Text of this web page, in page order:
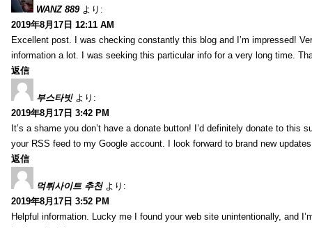
WANZ 889 より:
2019年8月17日 12:11 AM
Excellent post. I was checking constantly this blog and I’m impressed!
information a lot. I was seeking this particular info for a very long time.
返信
부스타빗 より:
2019年8月17日 3:42 PM
It’s a shame you don’t have a donate button! I’d definitely donate to this
your RSS feed to my Google account. I look forward to brand new
返信
먹튀사이트 추천 より:
2019年8月17日 3:52 PM
Helpful information. Lucky me I found your web site unintentionally, and